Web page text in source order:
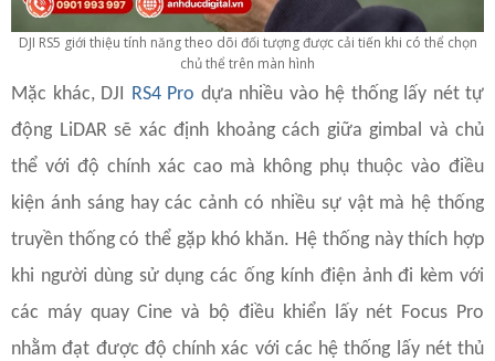
DJI RS5 giới thiệu tính năng theo dõi đối tượng được cải tiến khi có thể chọn
chủ thể trên màn hình
Mặc khác, DJI RS4 Pro dựa nhiều vào hệ thống lấy nét tự
động LiDAR sẽ xác định khoảng cách giữa gimbal và chủ
thể với độ chính xác cao mà không phụ thuộc vào điều
kiện ánh sáng hay các cảnh có nhiều sự vật mà hệ thống
truyền thống có thể gặp khó khăn. Hệ thống này thích hợp
khi người dùng sử dụng các ống kính điện ảnh đi kèm với
các máy quay Cine và bộ điều khiển lấy nét Focus Pro
nhằm đạt được độ chính xác với các hệ thống lấy nét thủ